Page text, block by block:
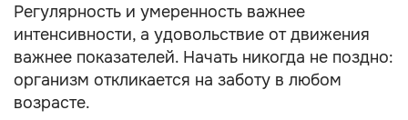
Регулярность и умеренность важнее
интенсивности, а удовольствие от движения
важнее показателей. Начать никогда не поздно:
организм откликается на заботу в любом
возрасте.